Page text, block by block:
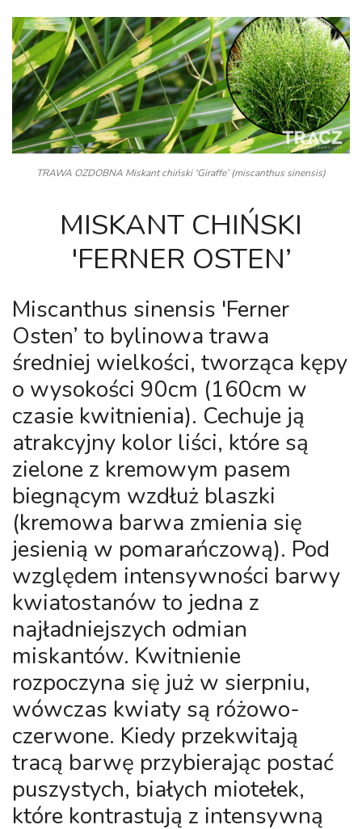
TRAWA OZDOBNA Miskant chiński 'Giraffe’ (miscanthus sinensis)
MISKANT CHIŃSKI
'FERNER OSTEN’
Miscanthus sinensis 'Ferner
Osten’ to bylinowa trawa
średniej wielkości, tworząca kępy
o wysokości 90cm (160cm w
czasie kwitnienia). Cechuje ją
atrakcyjny kolor liści, które są
zielone z kremowym pasem
biegnącym wzdłuż blaszki
(kremowa barwa zmienia się
jesienią w pomarańczową). Pod
względem intensywności barwy
kwiatostanów to jedna z
najładniejszych odmian
miskantów. Kwitnienie
rozpoczyna się już w sierpniu,
wówczas kwiaty są różowo-
czerwone. Kiedy przekwitają
tracą barwę przybierając postać
puszystych, białych miotełek,
które kontrastują z intensywną